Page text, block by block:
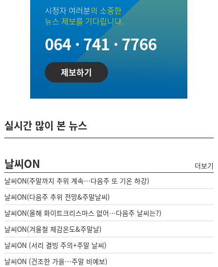
시청자 여러분의 소중한
뉴스 제보를 기다립니다.
064 · 741 · 7766
제보하기
실시간 많이 본 뉴스
날씨ON
더보기
날씨ON(주말까지 추위 계속…다음주 또 기온 하강)
날씨ON(다음주 추위 전망&주말날씨)
날씨ON(올해 화이트크리스마스 없어…다음주 날씨는?)
날씨ON(겨울철 체감온도&주말날)
날씨ON (서리 결빙 주의+주말 날씨)
날씨ON (건조한 가을…주말 비예보)